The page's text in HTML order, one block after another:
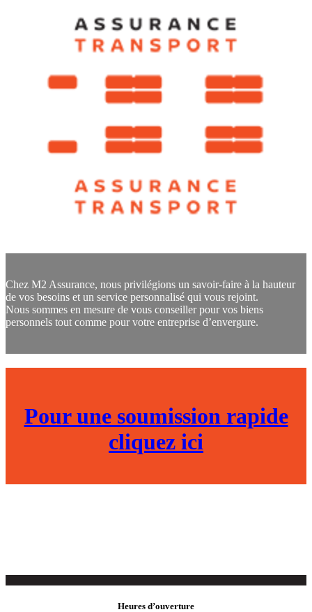
Chez M2 Assurance, nous privilégions un savoir-faire à la hauteur
de vos besoins et un service personnalisé qui vous rejoint.
Nous sommes en mesure de vous conseiller pour vos biens
personnels tout comme pour votre entreprise d’envergure.
Pour une soumission rapide
cliquez ici
Heures d’ouverture